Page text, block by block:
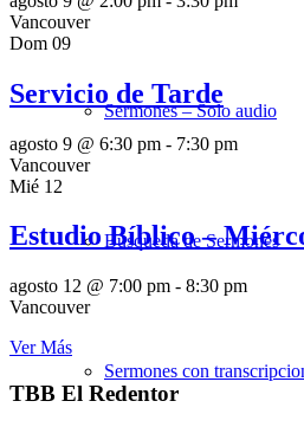
Sermones – Solo audio
Búsqueda de Sermones
Sermones con
Vancouver
Dom 09
Servicio de Tarde
agosto 9 @ 6:30 pm - 7:30 pm
Vancouver
Mié 12
Estudio Bíblico –
agosto 12 @ 7:00 pm - 8:30 pm
Vancouver
Ver Más
TBB El Redentor